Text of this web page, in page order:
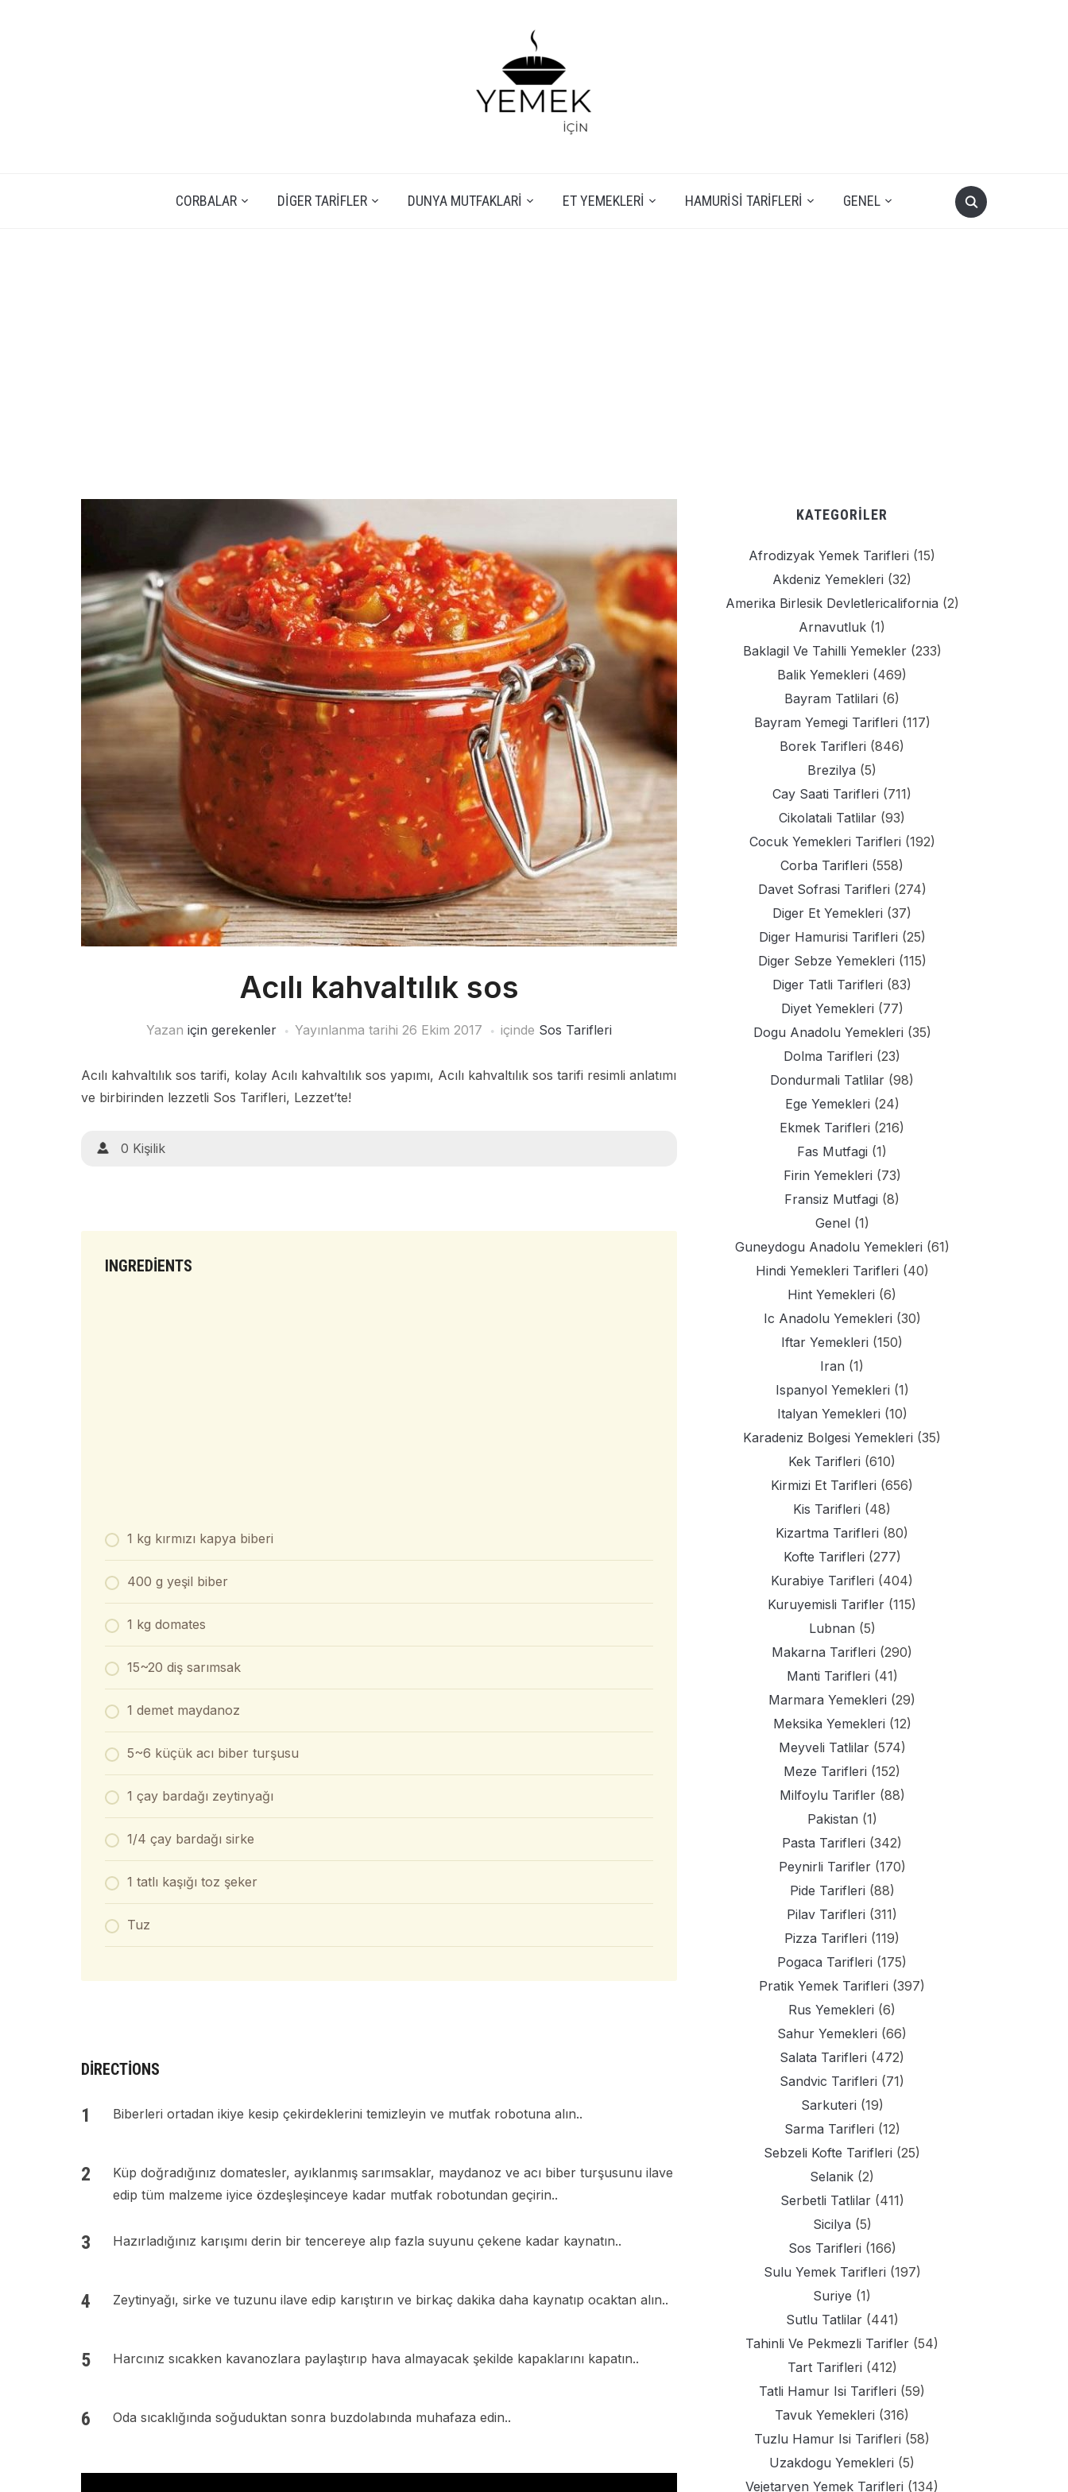
CORBALAR DIGER TARIFLER DUNYA MUTFAKLARI ET YEMEKLERI HAMURISI TARIFLERI GENEL
Acılı kahvaltılık sos
Yazan için gerekenler Yayınlanma tarihi 26 Ekim 2017 içinde Sos Tarifleri
Acılı kahvaltılık sos tarifi, kolay Acılı kahvaltılık sos yapımı, Acılı kahvaltılık sos tarifi resimli anlatımı
ve birbirinden lezzetli Sos Tarifleri, Lezzet’te!
0 Kişilik
INGREDIENTS
1 kg kırmızı kapya biberi
400 g yeşil biber
1 kg domates
15~20 diş sarımsak
1 demet maydanoz
5~6 küçük acı biber turşusu
1 çay bardağı zeytinyağı
1/4 çay bardağı sirke
1 tatlı kaşığı toz şeker
Tuz
DIRECTIONS
Biberleri ortadan ikiye kesip çekirdeklerini temizleyin ve mutfak robotuna alın..
Küp doğradığınız domatesler, ayıklanmış sarımsaklar, maydanoz ve acı biber turşusunu ilave
edip tüm malzeme iyice özdeşleşinceye kadar mutfak robotundan geçirin..
Hazırladığınız karışımı derin bir tencereye alıp fazla suyunu çekene kadar kaynatın..
Zeytinyağı, sirke ve tuzunu ilave edip karıştırın ve birkaç dakika daha kaynatıp ocaktan alın..
Harcınız sıcakken kavanozlara paylaştırıp hava almayacak şekilde kapaklarını kapatın..
Oda sıcaklığında soğuduktan sonra buzdolabında muhafaza edin..
KATEGORILER
Afrodizyak Yemek Tarifleri (15)
Akdeniz Yemekleri (32)
Amerika Birlesik Devletlericalifornia (2)
Arnavutluk (1)
Baklagil Ve Tahilli Yemekler(233)
Balik Yemekleri (469)
Bayram Tatlilari (6)
Bayram Yemegi Tarifleri (117)
Borek Tarifleri (846)
Brezilya (5)
Cay Saati Tarifleri (711)
Cikolatali Tatlilar (93)
Cocuk Yemekleri Tarifleri (192)
Corba Tarifleri (558)
Davet Sofrasi Tarifleri (274)
Diger Et Yemekleri (37)
Diger Hamurisi Tarifleri (25)
Diger Sebze Yemekleri (115)
Diger Tatli Tarifleri (83)
Diyet Yemekleri (77)
Dogu Anadolu Yemekleri (35)
Dolma Tarifleri (23)
Dondurmali Tatlilar (98)
Ege Yemekleri (24)
Ekmek Tarifleri (216)
Fas Mutfagi (1)
Firin Yemekleri (73)
Fransiz Mutfagi (8)
Genel(1)
Guneydogu Anadolu Yemekleri (61)
Hindi Yemekleri Tarifleri (40)
Hint Yemekleri (6)
Ic Anadolu Yemekleri (30)
Iftar Yemekleri (150)
Iran (1)
Ispanyol Yemekleri (1)
Italyan Yemekleri (10)
Karadeniz Bolgesi Yemekleri (35)
Kek Tarifleri (610)
Kirmizi Et Tarifleri (656)
Kis Tarifleri (48)
Kizartma Tarifleri (80)
Kofte Tarifleri (277)
Kurabiye Tarifleri (404)
Kuruyemisli Tarifler (115)
Lubnan (5)
Makarna Tarifleri (290)
Manti Tarifleri (41)
Marmara Yemekleri (29)
Meksika Yemekleri (12)
Meyveli Tatlilar(574)
Meze Tarifleri (152)
Milfoylu Tarifler(88)
Pakistan (1)
Pasta Tarifleri (342)
Peynirli Tarifler(170)
Pide Tarifleri (88)
Pilav Tarifleri (311)
Pizza Tarifleri (119)
Pogaca Tarifleri (175)
Pratik Yemek Tarifleri (397)
Rus Yemekleri (6)
Sahur Yemekleri (66)
Salata Tarifleri (472)
Sandvic Tarifleri (71)
Sarkuteri (19)
Sarma Tarifleri (12)
Sebzeli Kofte Tarifleri (25)
Selanik (2)
Serbetli Tatlilar(411)
Sicilya (5)
Sos Tarifleri (166)
Sulu Yemek Tarifleri (197)
Suriye (1)
Sutlu Tatlilar(441)
Tahinli Ve Pekmezli Tarifler (54)
Tart Tarifleri (412)
Tatli Hamur Isi Tarifleri (59)
Tavuk Yemekleri (316)
Tuzlu Hamur Isi Tarifleri (58)
Uzakdogu Yemekleri (5)
Vejetaryen Yemek Tarifleri (134)